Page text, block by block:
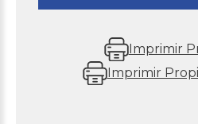
Imprimir
Imprimir